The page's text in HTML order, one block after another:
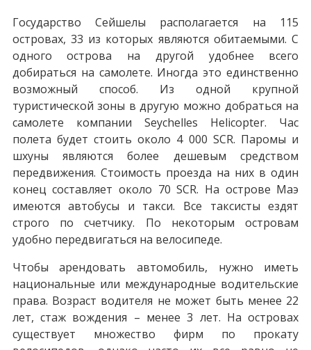
Государство Сейшелы располагается на 115
островах, 33 из которых являются обитаемыми. С
одного острова на другой удобнее всего
добираться на самолете. Иногда это единственно
возможный способ. Из одной крупной
туристической зоны в другую можно добраться на
самолете компании Seychelles Helicopter. Час
полета будет стоить около 4 000 SCR. Паромы и
шхуны являются более дешевым средством
передвижения. Стоимость проезда на них в один
конец составляет около 70 SCR. На острове Маэ
имеются автобусы и такси. Все таксисты ездят
строго по счетчику. По некоторым островам
удобно передвигаться на велосипеде.
Чтобы арендовать автомобиль, нужно иметь
национальные или международные водительские
права. Возраст водителя не может быть менее 22
лет, стаж вождения – менее 3 лет. На островах
существует множество фирм по прокату